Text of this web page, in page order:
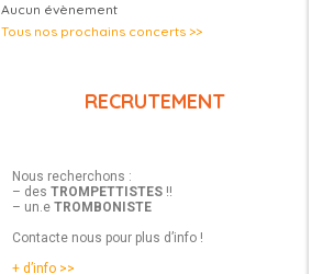
Aucun évènement
Tous nos prochains concerts >>
RECRUTEMENT
Nous recherchons :
– des TROMPETTISTES !!
– un.e TROMBONISTE
Contacte nous pour plus d’info !
+ d’info >>